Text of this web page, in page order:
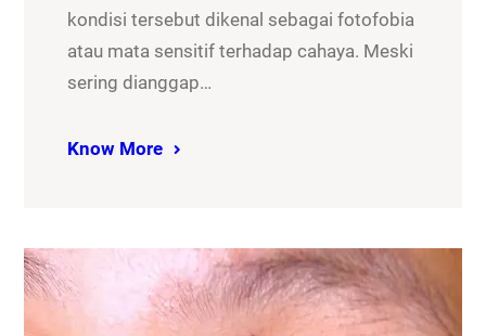
kondisi tersebut dikenal sebagai fotofobia
atau mata sensitif terhadap cahaya. Meski
sering dianggap…
Know More